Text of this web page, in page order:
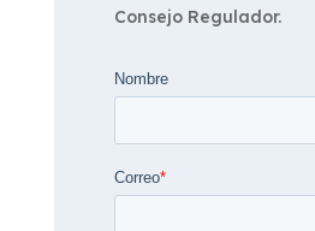
Consejo Regulador.